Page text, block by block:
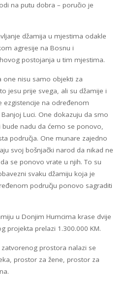
na putu dobra – poručio je
džamija u mjestima odakle
agresije na Bosnu i
postojanja u tim mjestima.
one nisu samo objekti za
jesu prije svega, ali su džamije i
ezgistencije na određenom
Luci. One dokazuju da smo
nadu da ćemo se ponovo,
područja. One munare zajedno
svoj bošnjački narod da nikad ne
se ponovo vrate u njih. To su
svaku džamiju koja je
području ponovo sagraditi
u Donjim Humcima krase dvije
projekta prelazi 1.300.000 KM.
prostora nalazi se
prostor za žene, prostor za